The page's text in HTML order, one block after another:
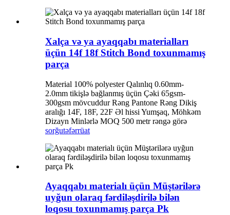
Xalça və ya ayaqqabı materialları
üçün 14f 18f Stitch Bond toxunmamış
parça
Material 100% polyester Qalınlıq 0.60mm-
2.0mm tikişlə bağlanmış üçün Çəki 65gsm-
300gsm mövcuddur Rəng Pantone Rəng Dikiş
aralığı 14F, 18F, 22F Əl hissi Yumşaq, Möhkəm
Dizayn Minlərlə MOQ 500 metr rəngə görə
sorğutəfərrüat
Ayaqqabı materialı üçün Müştərilərə
uyğun olaraq fərdiləşdirilə bilən
loqosu toxunmamış parça Pk